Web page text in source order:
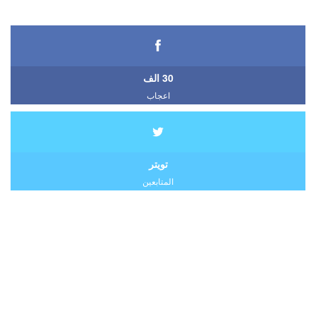
30 الف
اعجاب
تويتر
المتابعين